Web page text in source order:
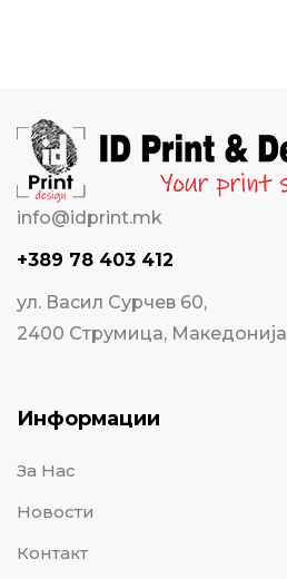
info@idprint.mk
+389 78 403 412
ул. Васил Сурчев 60,
2400 Струмица, Македонија
Информации
За Нас
Новости
Контакт